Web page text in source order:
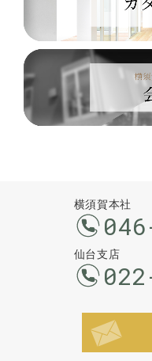
横須賀本社
仙台支店